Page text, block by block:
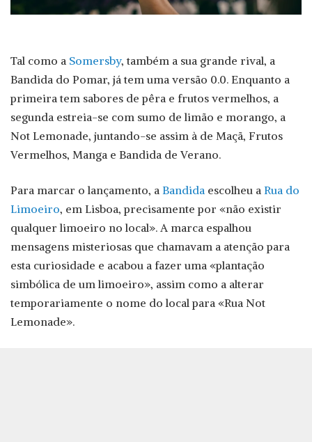
Tal como a Somersby, também a sua grande rival, a
Bandida do Pomar, já tem uma versão 0.0. Enquanto a
primeira tem sabores de pêra e frutos vermelhos, a
segunda estreia-se com sumo de limão e morango, a
Not Lemonade, juntando-se assim à de Maçã, Frutos
Vermelhos, Manga e Bandida de Verano.
Para marcar o lançamento, a Bandida escolheu a Rua do
Limoeiro, em Lisboa, precisamente por «não existir
qualquer limoeiro no local». A marca espalhou
mensagens misteriosas que chamavam a atenção para
esta curiosidade e acabou a fazer uma «plantação
simbólica de um limoeiro», assim como a alterar
temporariamente o nome do local para «Rua Not
Lemonade».